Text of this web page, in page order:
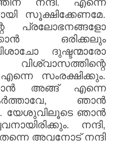
സൂക്ഷിക്കേണമേ.
പ്രലോഭനങ്ങളോ
ഒരിക്കലും
ദുഷ്ടന്മാരോ
സംരക്ഷിക്കും.
അങ്ങ് എന്നെ
ഞാൻ
യേശുവിലൂടെ ഞാൻ
നന്ദി,
അവനോട് നന്ദി